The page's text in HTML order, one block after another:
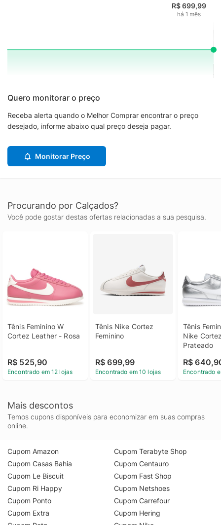
R$ 699,99
há 1 mês
Quero monitorar o preço
Receba alerta quando o Melhor Comprar encontrar o preço
desejado, informe abaixo qual preço deseja pagar.
Monitorar Preço
Procurando por Calçados?
Você pode gostar destas ofertas relacionadas a sua pesquisa.
Tênis Feminino W
Cortez Leather - Rosa
R$ 525,90
Encontrado em 12 lojas
Tênis Nike Cortez
Feminino
R$ 699,99
Encontrado em 10 lojas
Tênis
Nike
Prateado
R$
Encontrado
Mais descontos
Temos cupons disponíveis para economizar em suas compras
online.
Cupom Amazon
Cupom Casas Bahia
Cupom Le Biscuit
Cupom Ri Happy
Cupom Ponto
Cupom Extra
Cupom Terabyte Shop
Cupom Centauro
Cupom Fast Shop
Cupom Netshoes
Cupom Carrefour
Cupom Hering